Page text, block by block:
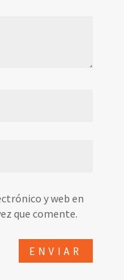
y web en
que comente.